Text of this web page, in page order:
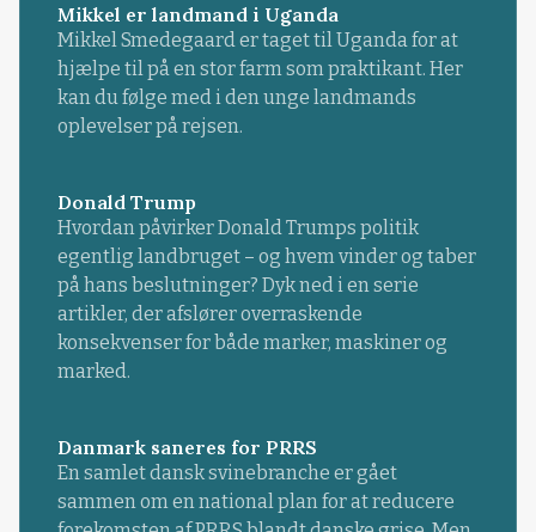
Mikkel er landmand i Uganda
Mikkel Smedegaard er taget til Uganda for at
hjælpe til på en stor farm som praktikant. Her
kan du følge med i den unge landmands
oplevelser på rejsen.
Donald Trump
Hvordan påvirker Donald Trumps politik
egentlig landbruget – og hvem vinder og taber
på hans beslutninger? Dyk ned i en serie
artikler, der afslører overraskende
konsekvenser for både marker, maskiner og
marked.
Danmark saneres for PRRS
En samlet dansk svinebranche er gået
sammen om en national plan for at reducere